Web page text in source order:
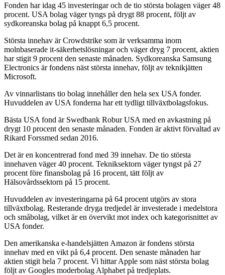
Fonden har idag 45 investeringar och de tio största bolagen väger 48
procent. USA bolag väger tyngs på drygt 88 procent, följt av
sydkoreanska bolag på knappt 6,5 procent.
Största innehav är Crowdstrike som är verksamma inom
molnbaserade it-säkerhetslösningar och väger dryg 7 procent, aktien
har stigit 9 procent den senaste månaden. Sydkoreanska Samsung
Electronics är fondens näst största innehav, följt av teknikjätten
Microsoft.
Av vinnarlistans tio bolag innehåller den hela sex USA fonder.
Huvuddelen av USA fonderna har ett tydligt tillväxtbolagsfokus.
Bästa USA fond är Swedbank Robur USA med en avkastning på
drygt 10 procent den senaste månaden. Fonden är aktivt förvaltad av
Rikard Forssmed sedan 2016.
Det är en koncentrerad fond med 39 innehav. De tio största
innehaven väger 40 procent. Tekniksektorn väger tyngst på 27
procent före finansbolag på 16 procent, tätt följt av
Hälsovårdssektorn på 15 procent.
Huvuddelen av investeringarna på 64 procent utgörs av stora
tillväxtbolag. Resterande dryga tredjedel är investerade i medelstora
och småbolag, vilket är en övervikt mot index och kategorisnittet av
USA fonder.
Den amerikanska e-handelsjätten Amazon är fondens största
innehav med en vikt på 6,4 procent. Den senaste månaden har
aktien stigit hela 7 procent. Vi hittar Apple som näst största bolag
följt av Googles moderbolag Alphabet på tredjeplats.